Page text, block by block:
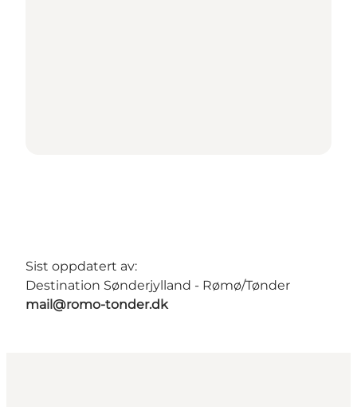
Sist oppdatert av:
Destination Sønderjylland - Rømø/Tønder
mail@romo-tonder.dk